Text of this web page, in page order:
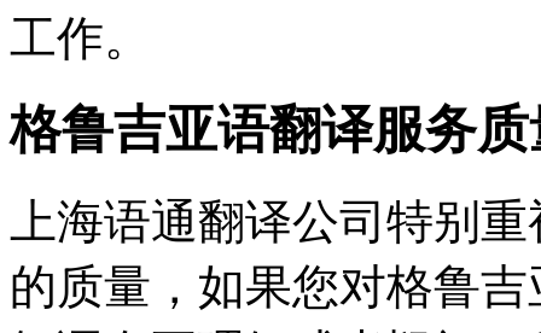
工作。
格鲁吉亚语翻译服务质
上海语通翻译公司特别
的质量，如果您对格鲁